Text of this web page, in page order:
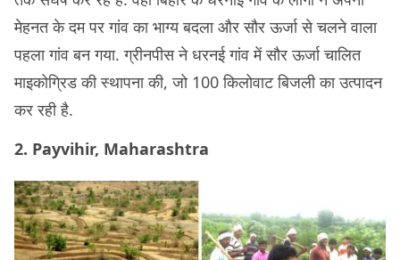
मेहनत के दम पर गांव का भाग्य बदला और सौर ऊर्जा से चलने वाला
पहला गांव बन गया. ग्रीनपीस ने धरनई गांव में सौर ऊर्जा चालित
माइकोग्रिड की स्थापना की, जो 100 किलोवाट बिजली का उत्पादन
कर रही है.
2. Payvihir, Maharashtra